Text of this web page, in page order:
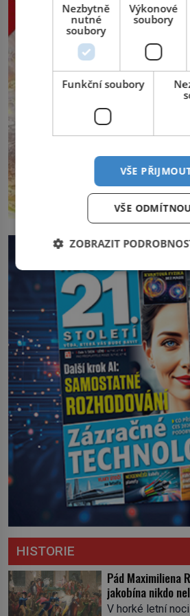
HISTORIE
Pád Maximiliena
jakobína nikdo
V horké letní
Nezbytně
nutné
soubory
Výkonové
soubory
Funkční soubory
VŠE
VŠE
ZOBRAZIT